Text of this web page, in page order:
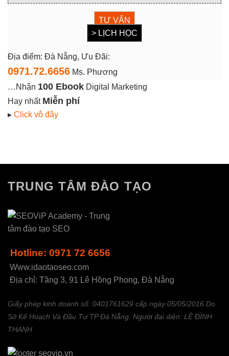
TƯ VẤN
> LỊCH HỌC
Địa điểm: Đà Nẵng, Ưu Đãi:
0971.72.6656 Ms. Phương
…Nhận 100 Ebook Digital Marketing
Hay nhất Miễn phí
▸ Click vô đây
TRUNG TÂM ĐÀO TẠO
Hotline: 0971 72 6656
Www.idaotaoseo.com
Địa chỉ: Tầng 3, 91 Lê Hồng Phong, Đà Nẵng
Giấy phép kinh doanh số: 0401761629 cấp ngày 05/05/2016 Do
Sở Kế Hoạch Và Đầu Tư TP Đà Nẵng. Người đại diện: LÊ ĐÌNH
THANH